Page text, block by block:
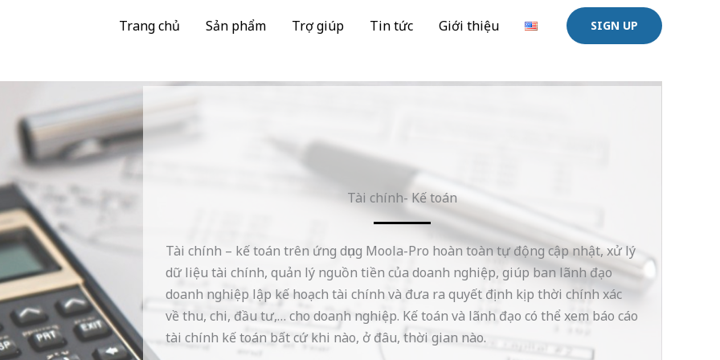
Trang chủ Sản phẩm Trợ giúp Tin tức Giới thiệu SIGN UP
Tài chính- Kế toán
Tài chính – kế toán trên ứng dụng Moola-Pro hoàn toàn tự động cập nhật, xử lý
dữ liệu tài chính, quản lý nguồn tiền của doanh nghiệp, giúp ban lãnh đạo
doanh nghiệp lập kế hoạch tài chính và đưa ra quyết định kịp thời chính xác
về thu, chi, đầu tư,… cho doanh nghiệp. Kế toán và lãnh đạo có thể xem báo cáo
tài chính kế toán bất cứ khi nào, ở đâu, thời gian nào.